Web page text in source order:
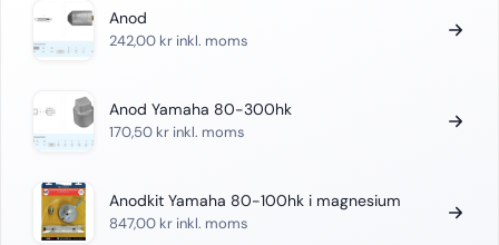
Anod
242,00 kr inkl. moms
Anod Yamaha 80-300hk
170,50 kr inkl. moms
Anodkit Yamaha 80-100hk i magnesium
847,00 kr inkl. moms